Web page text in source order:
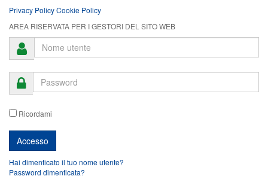
Privacy PolicyCookie Policy
AREA RISERVATA PER I GESTORI DEL SITO WEB
Ricordami
Hai dimenticato il tuo nome utente?
Password dimenticata?